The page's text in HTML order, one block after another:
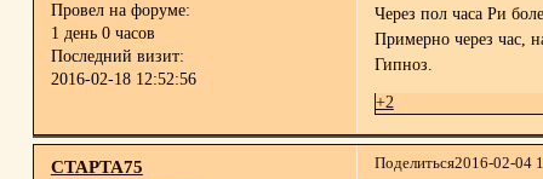
Провел на форуме:
1 день 0 часов
Последний визит:
2016-02-18 12:52:56
Через пол часа Ри
Примерно через час,
Гипноз.
+2
Поделиться2016-02-04
СТАРТА75